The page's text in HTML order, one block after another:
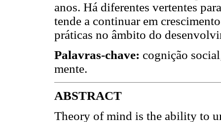
anos. Há diferentes vertentes
tende a continuar em
práticas no âmbito do
Palavras-chave: cognição
mente.
ABSTRACT
Theory of mind is the ability to